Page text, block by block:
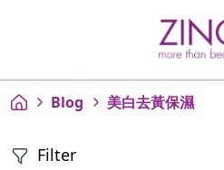
Blog 美白去黃保濕
Filter